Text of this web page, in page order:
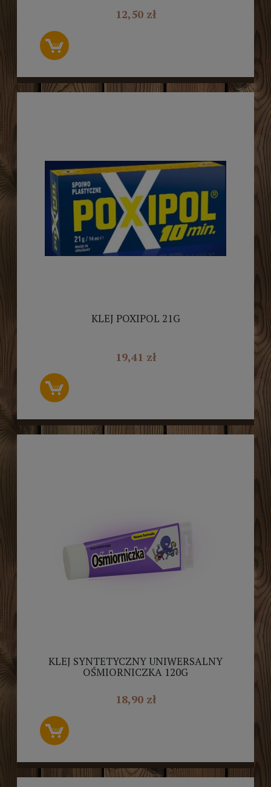
12,50 zł
KLEJ POXIPOL 21G
19,41 zł
KLEJ SYNTETYCZNY UNIWERSALNY
OŚMIORNICZKA 120G
18,90 zł